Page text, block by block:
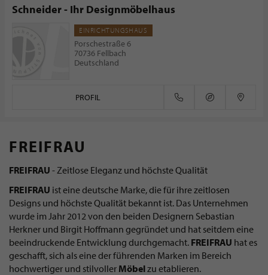
Schneider - Ihr Designmöbelhaus
EINRICHTUNGSHAUS
Porschestraße 6
70736 Fellbach
Deutschland
PROFIL
FREIFRAU
FREIFRAU - Zeitlose Eleganz und höchste Qualität
FREIFRAU ist eine deutsche Marke, die für ihre zeitlosen
Designs und höchste Qualität bekannt ist. Das Unternehmen
wurde im Jahr 2012 von den beiden Designern Sebastian
Herkner und Birgit Hoffmann gegründet und hat seitdem eine
beeindruckende Entwicklung durchgemacht. FREIFRAU hat es
geschafft, sich als eine der führenden Marken im Bereich
hochwertiger und stilvoller Möbelzu etablieren.